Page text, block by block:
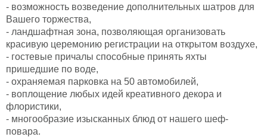
- возможность возведение дополнительных шатров для
Вашего торжества,
- ландшафтная зона, позволяющая организовать
красивую церемонию регистрации на открытом воздухе,
- гостевые причалы способные принять яхты
пришедшие по воде,
- охраняемая парковка на 50 автомобилей,
- воплощение любых идей креативного декора и
флористики,
- многообразие изысканных блюд от нашего шеф-
повара.